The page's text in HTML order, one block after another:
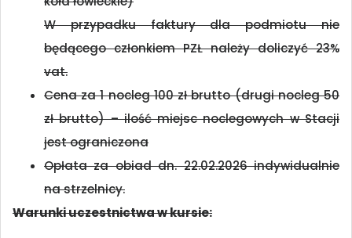
W przypadku faktury dla podmiotu nie
będącego członkiem PZŁ należy doliczyć 23%
vat.
Cena za 1 nocleg 100 zł brutto (drugi nocleg 50
zł brutto) – ilość miejsc noclegowych w Stacji
jest ograniczona
Opłata za obiad dn. 22.02.2026 indywidualnie
na strzelnicy.
Warunki uczestnictwa w kursie: